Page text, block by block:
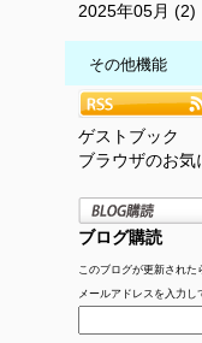
2025年05月 (2)
その他機能
ゲストブック
ブラウザのお気
ブログ購読
このブログが更新された
メールアドレスを入力し